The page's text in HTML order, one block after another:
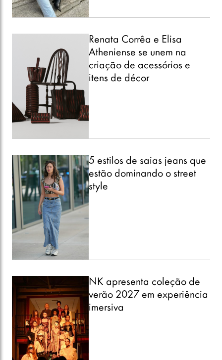
Renata Corrêa e Elisa
Atheniense se unem na
criação de acessórios e
itens de décor
5 estilos de saias jeans que
estão dominando o street
style
NK apresenta coleção de
verão 2027 em experiência
imersiva